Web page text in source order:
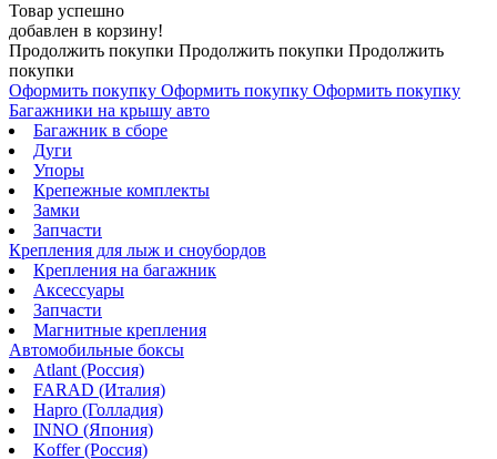
Товар успешно
добавлен в корзину!
Продолжить покупки Продолжить покупки Продолжить
покупки
Оформить покупку Оформить покупку Оформить покупку
Багажники на крышу авто
Багажник в сборе
Дуги
Упоры
Крепежные комплекты
Замки
Запчасти
Крепления для лыж и сноубордов
Крепления на багажник
Аксессуары
Запчасти
Магнитные крепления
Автомобильные боксы
Atlant (Россия)
FARAD (Италия)
Hapro (Голладия)
INNO (Япония)
Koffer (Россия)